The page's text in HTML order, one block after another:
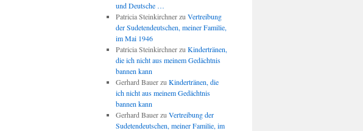
und Deutsche …
Patricia Steinkirchnerzu Vertreibung
der Sudetendeutschen, meiner Familie,
im Mai 1946
Patricia Steinkirchnerzu Kindertränen,
die ich nicht aus meinem Gedächtnis
bannen kann
Gerhard Bauerzu Kindertränen, die
ich nicht aus meinem Gedächtnis
bannen kann
Gerhard Bauerzu Vertreibung der
Sudetendeutschen, meiner Familie, im